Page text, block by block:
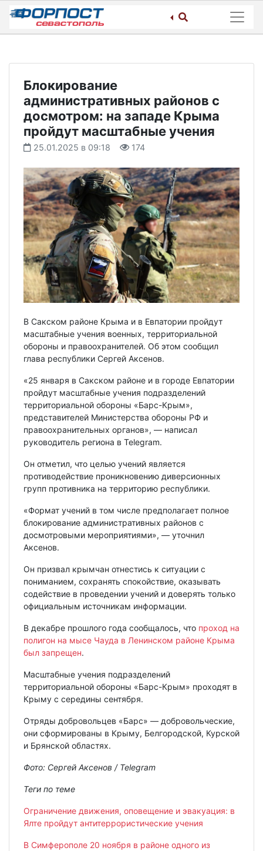
Skip
content
Блокирование
административных районов с
досмотром: на западе Крыма
пройдут масштабные учения
25.01.2025 в 09:18 174
В Сакском районе Крыма и в Евпатории пройдут
масштабные учения военных, территориальной
обороны и правоохранителей. Об этом сообщил
глава республики Сергей Аксенов.
«25 января в Сакском районе и в городе Евпатории
пройдут масштабные учения подразделений
территориальной обороны «Барс-Крым»,
представителей Министерства обороны РФ и
правоохранительных органов», — написал
руководитель региона в Telegram.
Он отметил, что целью учений является
противодействие проникновению диверсионных
групп противника на территорию республики.
«Формат учений в том числе предполагает полное
блокирование административных районов с
досмотровыми мероприятиями», — уточнил
Аксенов.
Он призвал крымчан отнестись к ситуации с
пониманием, сохранять спокойствие, оказывать
содействие в проведении учений и доверять только
официальным источникам информации.
В декабре прошлого года сообщалось, что проход на
полигон на мысе Чауда в Ленинском районе Крыма
был запрещен.
Масштабные учения подразделений
территориальной обороны «Барс-Крым» проходят в
Крыму с середины сентября.
Отряды добровольцев «Барс» — добровольческие,
они сформированы в Крыму, Белгородской, Курской
и Брянской областях.
Фото: Сергей Аксенов / Telegram
Теги по теме
Ограничение движения, оповещение и эвакуация: в
Ялте пройдут антитеррористические учения
В Симферополе 20 ноября в районе одного из